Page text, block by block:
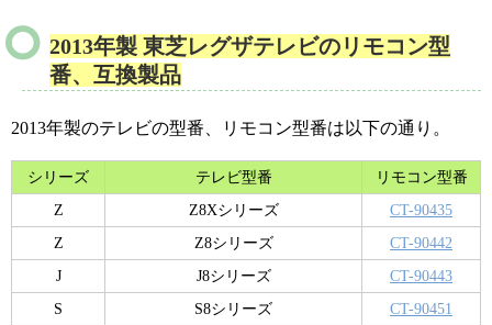
2013年製 東芝レグザテレビのリモコン型
番、互換製品
2013年製のテレビの型番、リモコン型番は以下の通り。
シリーズ テレビ型番
リモコン型番
Z
Z8Xシリーズ
CT-90435
Z
Z8シリーズ
CT-90442
J
J8シリーズ
CT-90443
S
S8シリーズ
CT-90451